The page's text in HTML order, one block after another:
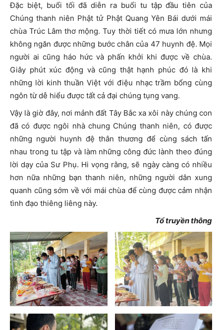
Đặc biệt, buổi tối đã diễn ra buổi tu tập đầu tiên của
Chúng thanh niên Phật tử Phật Quang Yên Bái dưới mái
chùa Trúc Lâm thơ mộng. Tuy thời tiết có mưa lớn nhưng
không ngăn được những bước chân của 47 huynh đệ. Mọi
người ai cũng háo hức và phấn khởi khi được về chùa.
Giây phút xúc động và cũng thật hạnh phúc đó là khi
những lời kinh thuần Việt với điệu nhạc trầm bổng cùng
ngôn từ dễ hiểu được tất cả đại chúng tụng vang.
Vậy là giờ đây, nơi mảnh đất Tây Bắc xa xôi này chúng con
đã có được ngôi nhà chung Chúng thanh niên, có được
những người huynh đệ thân thương để cùng sách tấn
nhau trong tu tập và làm những công đức lành theo đúng
lời dạy của Sư Phụ. Hi vọng rằng, sẽ ngày càng có nhiều
hơn nữa những bạn thanh niên, những người dân xung
quanh cũng sớm về với mái chùa để cùng được cảm nhận
tình đạo thiêng liêng này.
Tổ truyền thông